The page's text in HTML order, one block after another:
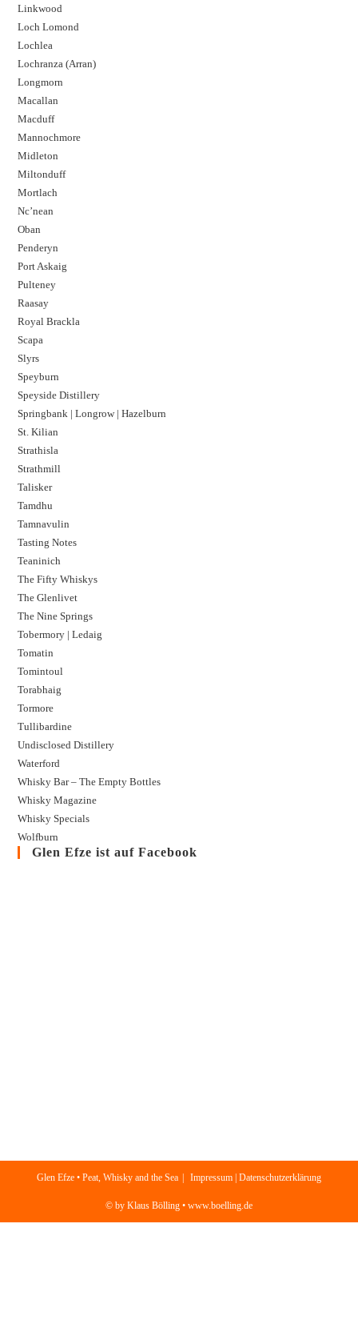
Linkwood
Loch Lomond
Lochlea
Lochranza (Arran)
Longmorn
Macallan
Macduff
Mannochmore
Midleton
Miltonduff
Mortlach
Nc’nean
Oban
Penderyn
Port Askaig
Pulteney
Raasay
Royal Brackla
Scapa
Slyrs
Speyburn
Speyside Distillery
Springbank | Longrow | Hazelburn
St. Kilian
Strathisla
Strathmill
Talisker
Tamdhu
Tamnavulin
Tasting Notes
Teaninich
The Fifty Whiskys
The Glenlivet
The Nine Springs
Tobermory | Ledaig
Tomatin
Tomintoul
Torabhaig
Tormore
Tullibardine
Undisclosed Distillery
Waterford
Whisky Bar – The Empty Bottles
Whisky Magazine
Whisky Specials
Wolfburn
Glen Efze ist auf Facebook
Glen Efze • Peat, Whisky and the Sea Impressum | Datenschutzerklärung
© by Klaus Bölling • www.boelling.de